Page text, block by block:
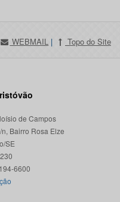
WEBMAIL | Topo do Site
de Campos
Bairro Rosa Elze
SE